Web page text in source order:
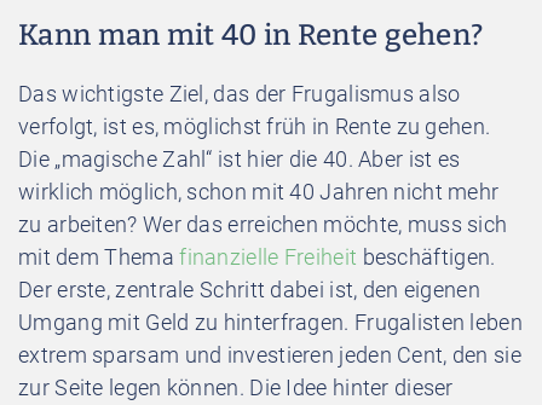
Kann man mit 40 in Rente gehen?
Das wichtigste Ziel, das der Frugalismus also
verfolgt, ist es, möglichst früh in Rente zu gehen.
Die „magische Zahl“ ist hier die 40. Aber ist es
wirklich möglich, schon mit 40 Jahren nicht mehr
zu arbeiten? Wer das erreichen möchte, muss sich
mit dem Thema finanzielle Freiheit beschäftigen.
Der erste, zentrale Schritt dabei ist, den eigenen
Umgang mit Geld zu hinterfragen. Frugalisten leben
extrem sparsam und investieren jeden Cent, den sie
zur Seite legen können. Die Idee hinter dieser